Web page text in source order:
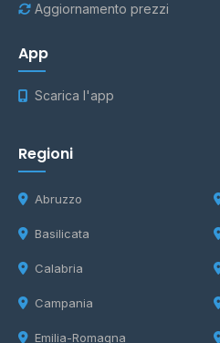
Aggiornamento prezzi
App
Scarica l'app
Regioni
Abruzzo
Basilicata
Calabria
Campania
Emilia-Romagna